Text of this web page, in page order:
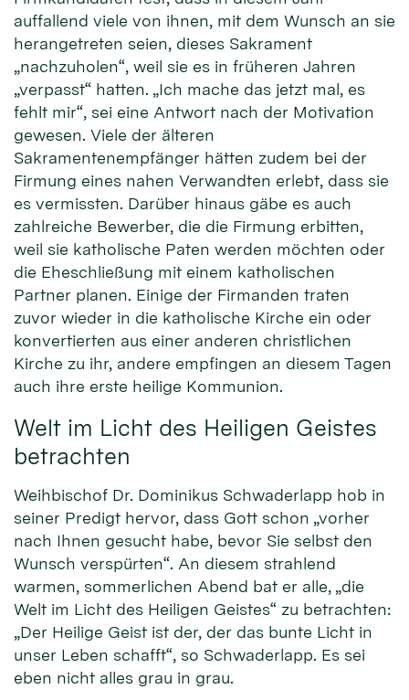
auffallend viele von ihnen, mit dem Wunsch an sie
herangetreten seien, dieses Sakrament
„nachzuholen“, weil sie es in früheren Jahren
„verpasst“ hatten. „Ich mache das jetzt mal, es
fehlt mir“, sei eine Antwort nach der Motivation
gewesen. Viele der älteren
Sakramentenempfänger hätten zudem bei der
Firmung eines nahen Verwandten erlebt, dass sie
es vermissten. Darüber hinaus gäbe es auch
zahlreiche Bewerber, die die Firmung erbitten,
weil sie katholische Paten werden möchten oder
die Eheschließung mit einem katholischen
Partner planen. Einige der Firmanden traten
zuvor wieder in die katholische Kirche ein oder
konvertierten aus einer anderen christlichen
Kirche zu ihr, andere empfingen an diesem Tagen
auch ihre erste heilige Kommunion.
Welt im Licht des Heiligen Geistes
betrachten
Weihbischof Dr. Dominikus Schwaderlapp hob in
seiner Predigt hervor, dass Gott schon „vorher
nach Ihnen gesucht habe, bevor Sie selbst den
Wunsch verspürten“. An diesem strahlend
warmen, sommerlichen Abend bat er alle, „die
Welt im Licht des Heiligen Geistes“ zu betrachten:
„Der Heilige Geist ist der, der das bunte Licht in
unser Leben schafft“, so Schwaderlapp. Es sei
eben nicht alles grau in grau.